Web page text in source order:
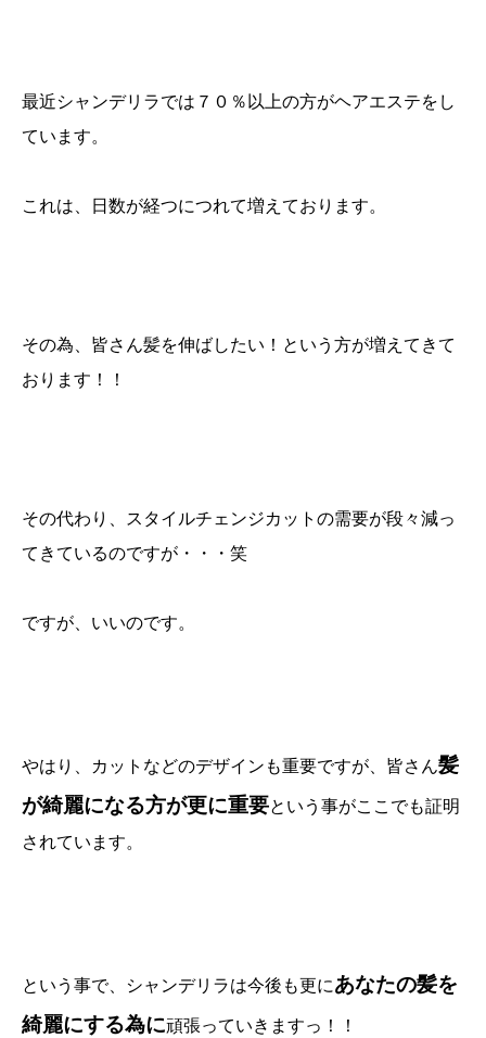
最近シャンデリラでは７０％以上の方がヘアエステをし
ています。
これは、日数が経つにつれて増えております。
その為、皆さん髪を伸ばしたい！という方が増えてきて
おります！！
その代わり、スタイルチェンジカットの需要が段々減っ
てきているのですが・・・笑
ですが、いいのです。
やはり、カットなどのデザインも重要ですが、皆さん髪
が綺麗になる方が更に重要という事がここでも証明
されています。
という事で、シャンデリラは今後も更にあなたの髪を
綺麗にする為に頑張っていきますっ！！